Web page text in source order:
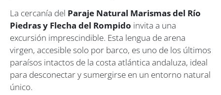
La cercanía del Paraje Natural Marismas del Río
Piedras y Flecha del Rompido invita a una
excursión imprescindible. Esta lengua de arena
virgen, accesible solo por barco, es uno de los últimos
paraísos intactos de la costa atlántica andaluza, ideal
para desconectar y sumergirse en un entorno natural
único.